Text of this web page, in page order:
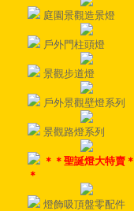
庭園景觀造景燈
戶外門柱頭燈
景觀步道燈
戶外景觀壁燈系列
景觀路燈系列
＊＊聖誕燈大特賣＊
＊
燈飾吸頂盤零配件